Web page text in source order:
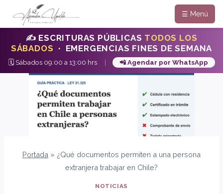
✍️ ESCRITURAS PÚBLICAS TODOS LOS
SÁBADOS · EMERGENCIAS FINES DE SEMANA
🗓️ Sábados 09:00 a 13:00 hrs | 📲 Agendar por WhatsApp
contenido
Portada » ¿Qué documentos permiten a una persona
extranjera trabajar en Chile?
NOTICIAS
☰ Menú